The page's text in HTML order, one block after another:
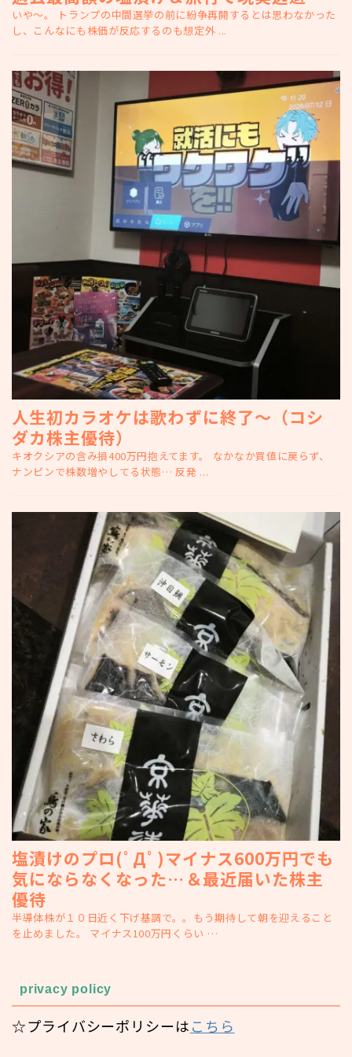
いや～。 トランプの中間選挙の前に紛争再開するとは思わなかった
し、こんなにも株価が反応するのも想定外 ...
人生初カラオケは歌わずに終了～（コシ
ダカ株主優待）
キオクシアの含み損400万円抱えてます。 なかなか買値に戻らず、
ナンピンで株数増やしてる状態… 反発 ...
塩漬けのプロ(ﾟДﾟ)マイナス600万円でも
気にならなくなった…＆最近届いた株主
優待
半導体株が１０日近く下げ基調で。。もう期待して朝を迎えること
を止めました。 マイナス100万円くらい …
privacy policy
☆プライバシーポリシーはこちら